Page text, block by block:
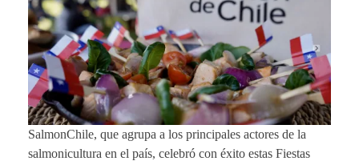
SalmonChile, que agrupa a los principales actores de la
salmonicultura en el país, celebró con éxito estas Fiestas